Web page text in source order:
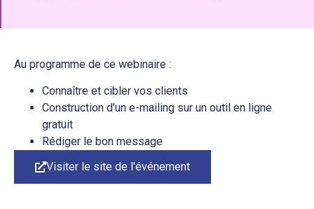
Au programme de ce webinaire :
Connaître et cibler vos clients
Construction d’un e-mailing sur un outil en ligne
gratuit
Rédiger le bon message
Visiter le site de l'événement